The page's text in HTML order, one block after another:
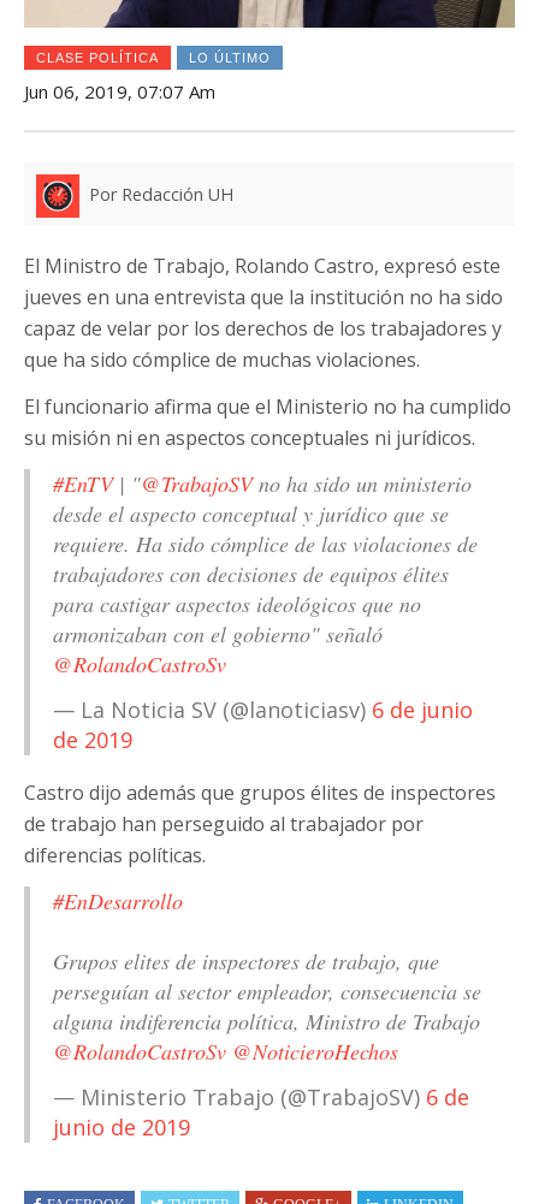
CLASE POLÍTICA LO ÚLTIMO
Jun 06, 2019, 07:07 Am
Por Redacción UH
El Ministro de Trabajo, Rolando Castro, expresó este
jueves en una entrevista que la institución no ha sido
capaz de velar por los derechos de los trabajadores y
que ha sido cómplice de muchas violaciones.
El funcionario afirma que el Ministerio no ha cumplido
su misión ni en aspectos conceptuales ni jurídicos.
#EnTV| "@TrabajoSVno ha sido un ministerio
desde el aspecto conceptual y jurídico que se
requiere. Ha sido cómplice de las violaciones de
trabajadores con decisiones de equipos élites
para castigar aspectos ideológicos que no
armonizaban con el gobierno" señaló
@RolandoCastroSv
— La Noticia SV (@lanoticiasv) 6 de junio
de 2019
Castro dijo además que grupos élites de inspectores
de trabajo han perseguido al trabajador por
diferencias políticas.
#EnDesarrollo
Grupos elites de inspectores de trabajo, que
perseguían al sector empleador, consecuencia se
alguna indiferencia política, Ministro de Trabajo
@RolandoCastroSv @NoticieroHechos
— Ministerio Trabajo (@TrabajoSV) 6 de
junio de 2019